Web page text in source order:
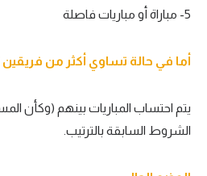
حكايات في الجول
فيديو في الجول
5- مباراة أو مباريات فاصلة
أما في حالة تساوي أكثر من فريقين (3 أو
يتم احتساب المباريات بينهم (وكأن
الشروط السابقة بالترتيب.